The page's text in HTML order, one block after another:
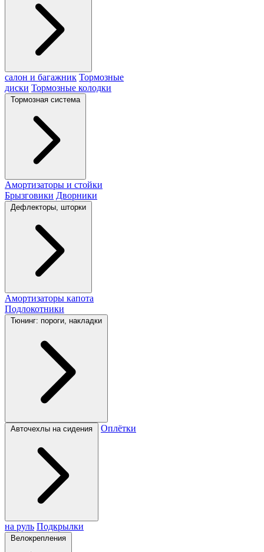
салон и багажник Тормозные
диски Тормозные колодки
Тормозная система
Амортизаторы и стойки
Брызговики Дворники
Дефлекторы, шторки
Амортизаторы капота
Подлокотники
Тюнинг: пороги, накладки
Авточехлы на сидения Оплётки
на руль Подкрылки
Велокрепления